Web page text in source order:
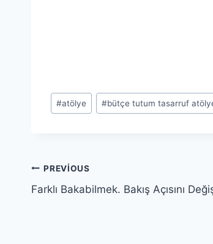
Post
Tags:
#atölye #bütçe tutum tasarruf
Yazı
gezinmesi
PREVIOUS
Farklı Bakabilmek. Bakış Açısını